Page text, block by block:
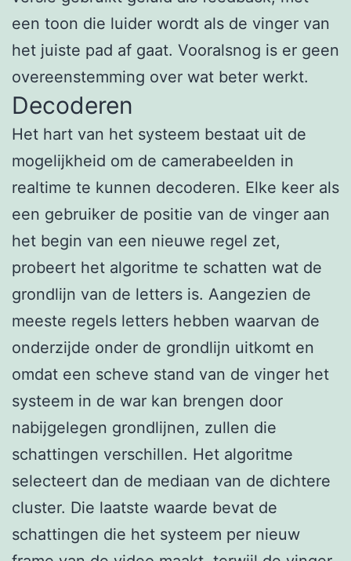
een toon die luider wordt als de vinger van
het juiste pad af gaat. Vooralsnog is er geen
overeenstemming over wat beter werkt.
Decoderen
Het hart van het systeem bestaat uit de
mogelijkheid om de camerabeelden in
realtime te kunnen decoderen. Elke keer als
een gebruiker de positie van de vinger aan
het begin van een nieuwe regel zet,
probeert het algoritme te schatten wat de
grondlijn van de letters is. Aangezien de
meeste regels letters hebben waarvan de
onderzijde onder de grondlijn uitkomt en
omdat een scheve stand van de vinger het
systeem in de war kan brengen door
nabijgelegen grondlijnen, zullen die
schattingen verschillen. Het algoritme
selecteert dan de mediaan van de dichtere
cluster. Die laatste waarde bevat de
schattingen die het systeem per nieuw